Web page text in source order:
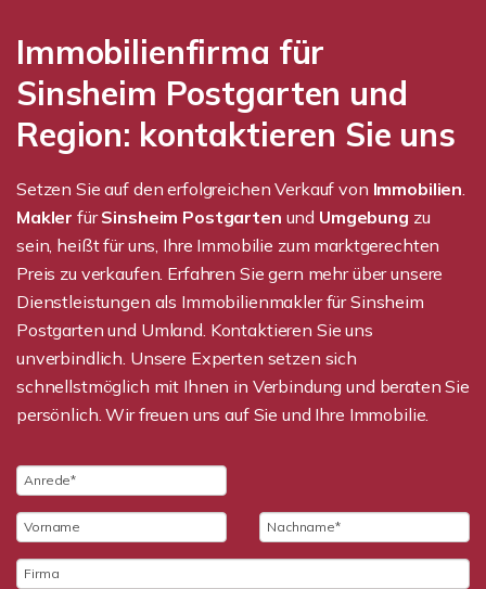
Immobilienfirma für
Sinsheim Postgarten und
Region: kontaktieren Sie uns
Setzen Sie auf den erfolgreichen Verkauf von Immobilien
Makler fürSinsheim Postgarten und Umgebung zu
sein, heißt für uns, Ihre Immobilie zum marktgerechten
Preis zu verkaufen. Erfahren Sie gern mehr über unsere
Dienstleistungen als Immobilienmakler für Sinsheim
Postgarten und Umland. Kontaktieren Sie uns
unverbindlich. Unsere Experten setzen sich
schnellstmöglich mit Ihnen in Verbindung und beraten Sie
persönlich. Wir freuen uns auf Sie und Ihre Immobilie.